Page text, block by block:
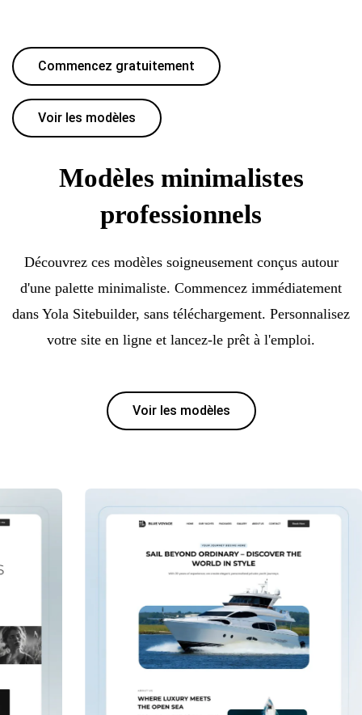
Commencez gratuitement
Voir les modèles
Modèles minimalistes
professionnels
Découvrez ces modèles soigneusement conçus autour
d'une palette minimaliste. Commencez immédiatement
dans Yola Sitebuilder, sans téléchargement. Personnalisez
votre site en ligne et lancez-le prêt à l'emploi.
Voir les modèles